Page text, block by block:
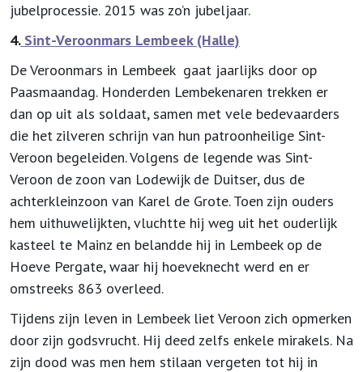
jubelprocessie. 2015 was zo’n jubeljaar.
4.Sint-Veroonmars Lembeek (Halle)
De Veroonmars in Lembeek gaat jaarlijks door op
Paasmaandag. Honderden Lembekenaren trekken er
dan op uit als soldaat, samen met vele bedevaarders
die het zilveren schrijn van hun patroonheilige Sint-
Veroon begeleiden. Volgens de legende was Sint-
Veroon de zoon van Lodewijk de Duitser, dus de
achterkleinzoon van Karel de Grote. Toen zijn ouders
hem uithuwelijkten, vluchtte hij weg uit het ouderlijk
kasteel te Mainz en belandde hij in Lembeek op de
Hoeve Pergate, waar hij hoeveknecht werd en er
omstreeks 863 overleed.
Tijdens zijn leven in Lembeek liet Veroon zich opmerken
door zijn godsvrucht. Hij deed zelfs enkele mirakels. Na
zijn dood was men hem stilaan vergeten tot hij in